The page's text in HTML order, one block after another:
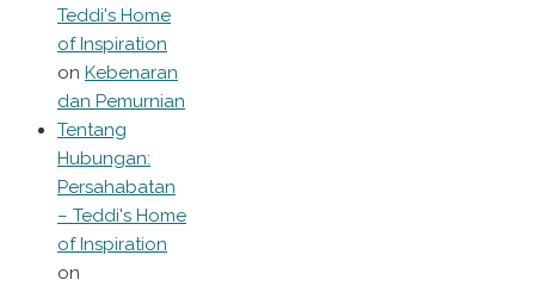
Teddi's Home
of Inspiration
on Kebenaran
dan Pemurnian
Tentang
Hubungan:
Persahabatan
– Teddi's Home
of Inspiration
on